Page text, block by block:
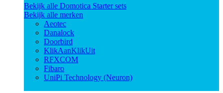
Bekijk alle Domotica Starter sets
Bekijk alle merken
Aeotec
Danalock
Doorbird
KlikAanKlikUit
RFXCOM
Fibaro
UniPi Technology (Neuron)